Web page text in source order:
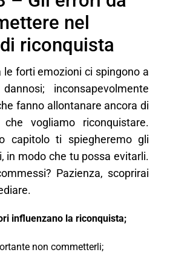
nel
riconquista
le forti emozioni ci spingono a
inconsapevolmente
fanno allontanare ancora di
vogliamo riconquistare.
capitolo ti spiegheremo gli
in modo che tu possa evitarli.
Pazienza, scoprirai
influenzano la riconquista;
non commetterli;